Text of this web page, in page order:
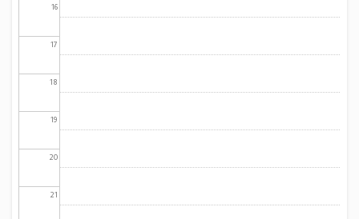
16
17
18
19
20
21